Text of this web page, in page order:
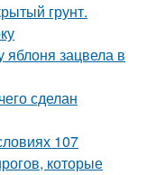
грунт.
яблоня зацвела в
сделан
107
которые